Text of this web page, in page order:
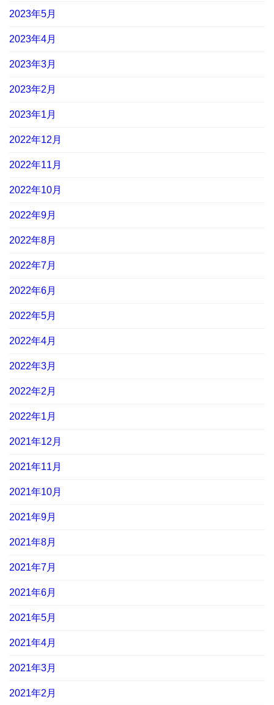
2023年5月
2023年4月
2023年3月
2023年2月
2023年1月
2022年12月
2022年11月
2022年10月
2022年9月
2022年8月
2022年7月
2022年6月
2022年5月
2022年4月
2022年3月
2022年2月
2022年1月
2021年12月
2021年11月
2021年10月
2021年9月
2021年8月
2021年7月
2021年6月
2021年5月
2021年4月
2021年3月
2021年2月